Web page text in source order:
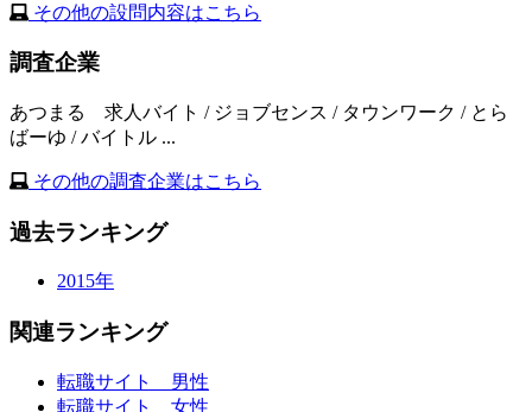
その他の設問内容はこちら
調査企業
あつまる 求人バイト / ジョブセンス / タウンワーク / とら
ばーゆ / バイトル ...
その他の調査企業はこちら
過去ランキング
2015年
関連ランキング
転職サイト 男性
転職サイト 女性